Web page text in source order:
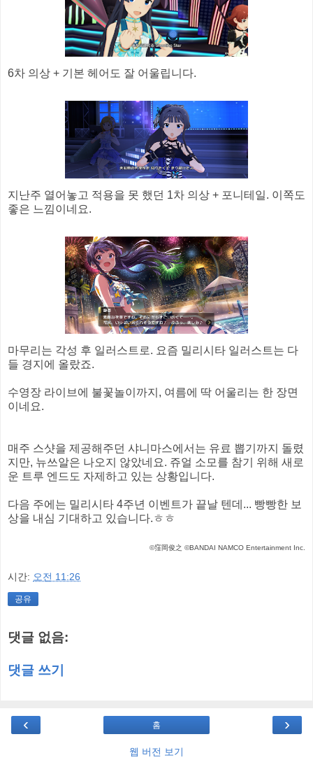
6차 의상 + 기본 헤어도 잘 어울립니다.
지난주 열어놓고 적용을 못 했던 1차 의상 + 포니테일. 이쪽도
좋은 느낌이네요.
마무리는 각성 후 일러스트로. 요즘 밀리시타 일러스트는 다
들 경지에 올랐죠.
수영장 라이브에 불꽃놀이까지, 여름에 딱 어울리는 한 장면
이네요.
매주 스샷을 제공해주던 샤니마스에서는 유료 뽑기까지 돌렸
지만, 뉴쓰알은 나오지 않았네요. 쥬얼 소모를 참기 위해 새로
운 트루 엔드도 자제하고 있는 상황입니다.
다음 주에는 밀리시타 4주년 이벤트가 끝날 텐데... 빵빵한 보
상을 내심 기대하고 있습니다.ㅎㅎ
©窪岡俊之 ©BANDAI NAMCO Entertainment Inc.
시간: 오전 11:26
공유
댓글 없음:
댓글 쓰기
‹ ›
홈
웹 버전 보기